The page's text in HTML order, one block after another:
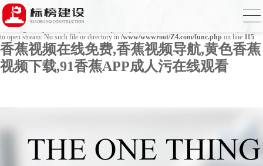
Warning : mkdir(): No space left on device in
Warning
to open stream: No such file or directory in /www/wwwroot/Z4.com/func.php on line 115
香蕉视频在线免费,香蕉视频导航,黄色香蕉
视频下载,91香蕉APP成人污在线观看